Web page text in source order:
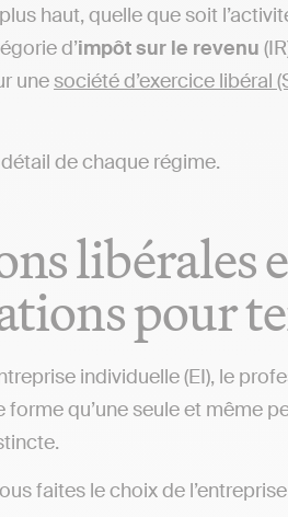
haut, quelle que soit
d’impôt sur le revenu
une société d’exercice libéral
de chaque régime.
libérales
pour
individuelle (EI), le
forme qu’une seule et même
faites le choix de